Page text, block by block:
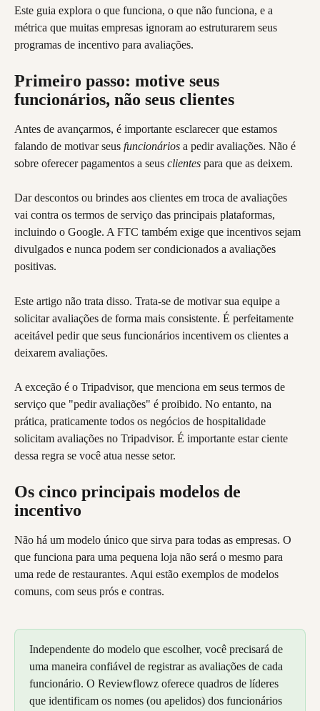
Este guia explora o que funciona, o que não funciona, e a
métrica que muitas empresas ignoram ao estruturarem seus
programas de incentivo para avaliações.
Primeiro passo: motive seus
funcionários, não seus clientes
Antes de avançarmos, é importante esclarecer que estamos
falando de motivar seus funcionários a pedir avaliações. Não é
sobre oferecer pagamentos a seus clientes para que as deixem.
Dar descontos ou brindes aos clientes em troca de avaliações
vai contra os termos de serviço das principais plataformas,
incluindo o Google. A FTC também exige que incentivos sejam
divulgados e nunca podem ser condicionados a avaliações
positivas.
Este artigo não trata disso. Trata-se de motivar sua equipe a
solicitar avaliações de forma mais consistente. É perfeitamente
aceitável pedir que seus funcionários incentivem os clientes a
deixarem avaliações.
A exceção é o Tripadvisor, que menciona em seus termos de
serviço que "pedir avaliações" é proibido. No entanto, na
prática, praticamente todos os negócios de hospitalidade
solicitam avaliações no Tripadvisor. É importante estar ciente
dessa regra se você atua nesse setor.
Os cinco principais modelos de
incentivo
Não há um modelo único que sirva para todas as empresas. O
que funciona para uma pequena loja não será o mesmo para
uma rede de restaurantes. Aqui estão exemplos de modelos
comuns, com seus prós e contras.
Independente do modelo que escolher, você precisará de
uma maneira confiável de registrar as avaliações de cada
funcionário. O Reviewflowz oferece quadros de líderes
que identificam os nomes (ou apelidos) dos funcionários